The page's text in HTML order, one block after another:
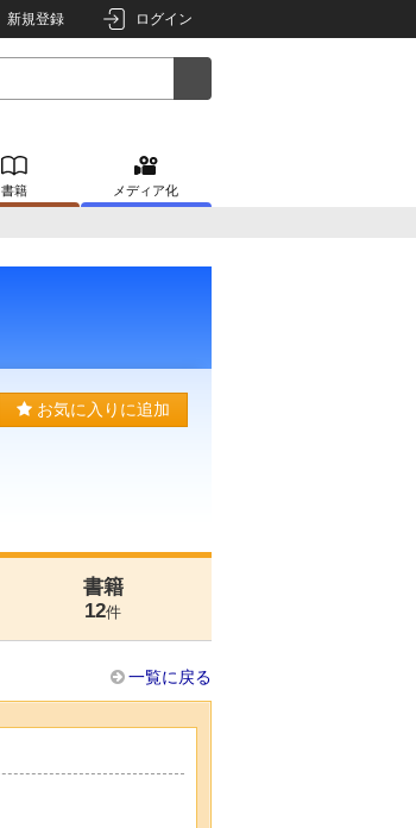
新規登録 ログイン
書籍 メディア化
お気に入りに追加
書籍
12件
一覧に戻る